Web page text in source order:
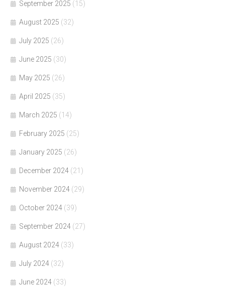
September 2025 (15)
August 2025 (32)
July 2025 (26)
June 2025 (30)
May 2025 (26)
April 2025 (35)
March 2025 (14)
February 2025 (25)
January 2025 (26)
December 2024 (21)
November 2024 (29)
October 2024 (39)
September 2024 (27)
August 2024 (33)
July 2024 (32)
June 2024 (33)